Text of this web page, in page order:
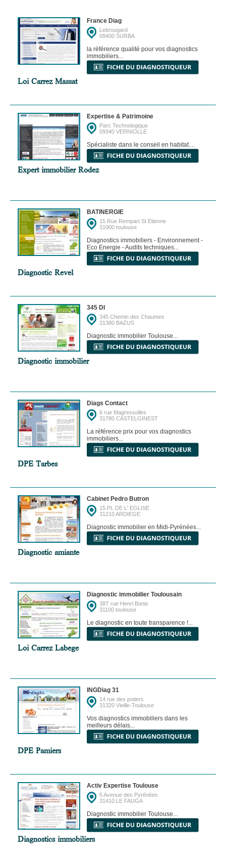
France Diag
Lebrougard
09400 SURBA
la référence qualité pour vos diagnostics
immobiliers...
Loi Carrez Massat
Expertise & Patrimoine
Parc Technologique
09340 VERNIOLLE
Spécialiste dans le conseil en habitat....
Expert immobilier Rodez
BATINERGIE
15 Rue Rempart St Etienne
31000 toulouse
Diagnostics immobiliers - Environnement -
Eco Energie - Audits techniques...
Diagnostic Revel
345 DI
345 Chemin des Chaumes
31380 BAZUS
Diagnostic immobilier Toulouse...
Diagnostic immobilier
Diags Contact
6 rue Magressolles
31780 CASTELGINEST
La référence prix pour vos diagnostics
immobiliers...
DPE Tarbes
Cabinet Pedro Butron
15 PL DE L' EGLISE
31210 ARDIEGE
Diagnostic immobilier en Midi-Pyrénées...
Diagnostic amiante
Diagnostic immobilier Toulousain
38T rue Henri Bonis
31100 toulouse
Le diagnostic en toute transparence !...
Loi Carrez Labege
INGDiag 31
14 rue des potiers
31320 Vieille-Toulouse
Vos diagnostics immobiliers dans les
meilleurs délais...
DPE Pamiers
Activ Expertise Toulouse
5 Avenue des Pyrénées
31410 LE FAUGA
Diagnostic immobilier Toulouse...
Diagnostics immobiliers